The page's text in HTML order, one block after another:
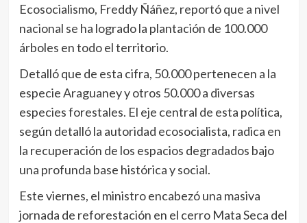
Ecosocialismo, Freddy Ñáñez, reportó que a nivel
nacional se ha logrado la plantación de 100.000
árboles en todo el territorio.
Detalló que de esta cifra, 50.000 pertenecen a la
especie Araguaney y otros 50.000 a diversas
especies forestales. El eje central de esta política,
según detalló la autoridad ecosocialista, radica en
la recuperación de los espacios degradados bajo
una profunda base histórica y social.
Este viernes, el ministro encabezó una masiva
jornada de reforestación en el cerro Mata Seca del